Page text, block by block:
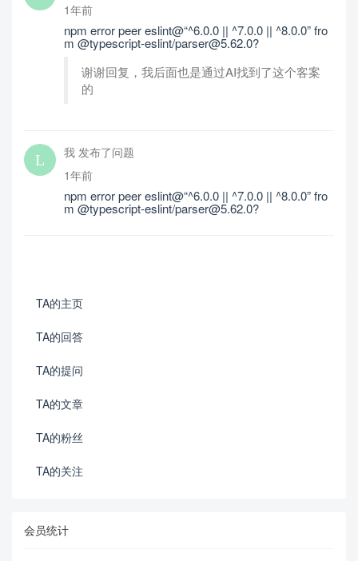
1年前
npm error peer eslint@“^6.0.0 || ^7.0.0 || ^8.0.0” fro
m @typescript-eslint/parser@5.62.0?
谢谢回复，我后面也是通过AI找到了这个客案
的
我 发布了问题
1年前
npm error peer eslint@“^6.0.0 || ^7.0.0 || ^8.0.0” fro
m @typescript-eslint/parser@5.62.0?
TA的主页
TA的回答
TA的提问
TA的文章
TA的粉丝
TA的关注
会员统计